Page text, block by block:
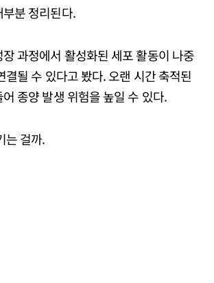
분 정리된다.
과정에서 활성화된 세포 활동이 나중
결될 수 있다고 봤다. 오랜 시간 축적된
종양 발생 위험을 높일 수 있다.
는 걸까.